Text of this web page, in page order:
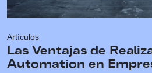
Artículos
Las Ventajas de
Automation en